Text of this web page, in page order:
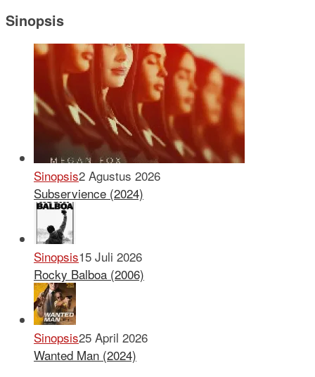
Sinopsis
Sinopsis2 Agustus 2026
Subservience (2024)
Sinopsis15 Juli 2026
Rocky Balboa (2006)
Sinopsis25 April 2026
Wanted Man (2024)